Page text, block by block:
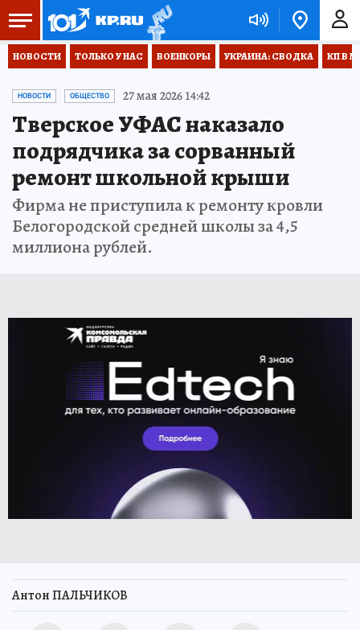
НОВОСТИ ТОЛЬКО У НАС ВОЕНКОРЫ УКРАИНА: СВОДКА КП В
НОВОСТИ ОБЩЕСТВО 27 мая 2026 14:42
Тверское УФАС наказало
подрядчика за сорванный
ремонт школьной крыши
Фирма не приступила к ремонту кровли
Белогородской средней школы за 4,5
миллиона рублей.
Антон ПАЛЬЧИКОВ